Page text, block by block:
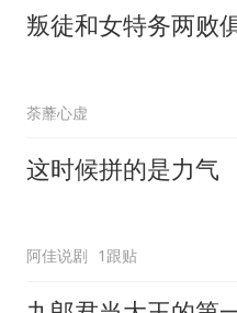
叛徒和女特务两败
荼蘼心虚
这时候拼的是力气
阿佳说剧 1跟贴